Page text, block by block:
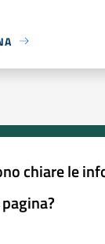
chiare le